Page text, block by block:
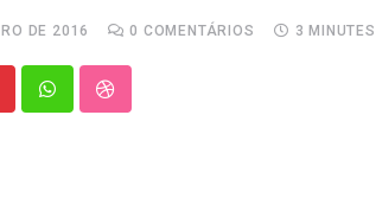
DE 2016 0 COMENTÁRIOS 3
WhatsappStumbleUpon